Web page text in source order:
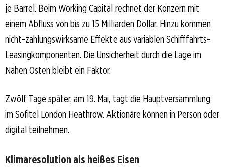
je Barrel. Beim Working Capital rechnet der Konzern mit
einem Abfluss von bis zu 15 Milliarden Dollar. Hinzu kommen
nicht-zahlungswirksame Effekte aus variablen Schifffahrts-
Leasingkomponenten. Die Unsicherheit durch die Lage im
Nahen Osten bleibt ein Faktor.
Zwölf Tage später, am 19. Mai, tagt die Hauptversammlung
im Sofitel London Heathrow. Aktionäre können in Person oder
digital teilnehmen.
Klimaresolution als heißes Eisen